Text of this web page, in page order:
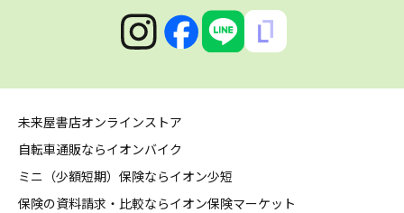
未来屋書店オンラインストア
自転車通販ならイオンバイク
ミニ（少額短期）保険ならイオン少短
保険の資料請求・比較ならイオン保険マーケット